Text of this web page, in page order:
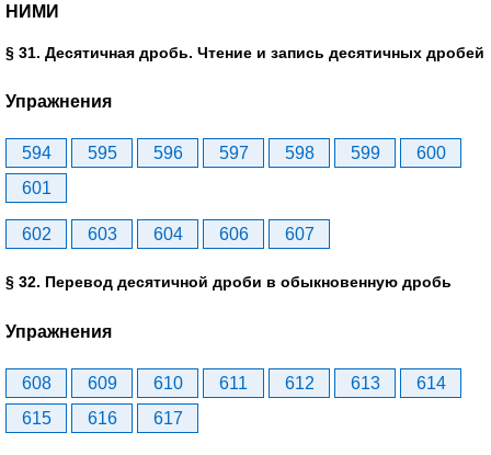
НИМИ
§ 31. Десятичная дробь. Чтение и запись десятичных дробей
Упражнения
594 595 596 597 598 599
600
601
602 603 604 606 607
§ 32. Перевод десятичной дроби в обыкновенную дробь
Упражнения
608 609 610 611 612 613
614
615
616 617